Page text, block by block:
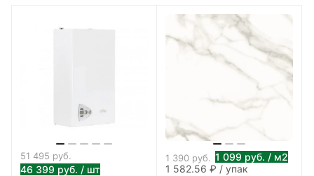
51 495 руб.
46 399 руб. / шт
1 390 руб. 1 099 руб. / м2
1 582.56 ₽ / упак